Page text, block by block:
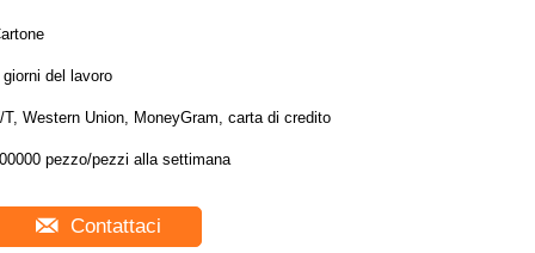
giorni del lavoro
T, Western Union, MoneyGram, carta di credito
pezzo/pezzi alla settimana
Contattaci